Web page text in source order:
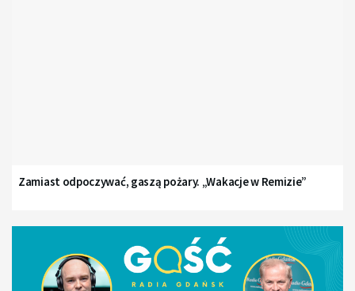
Zamiast odpoczywać, gaszą pożary. „Wakacje w Remizie”